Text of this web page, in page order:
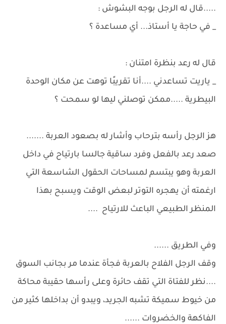
.....قال له الرجل بوجه البشوش :
_ في حاجة يا أستاذ... أي مساعدة ؟
قال له رعد بنظرة امتنان :
_ ياريت تساعدني ....أنا تقريبًا توهت عن مكان الوحدة
البيطرية .....ممكن توصلني ليها لو سمحت ؟
هز الرجل رأسه بترحاب وأشار له بصعود العربة .......
صعد رعد بالفعل وفرد ساقية جالسا بارتياح في داخل
العربة وهو يبتسم لمساحات الحقول الشاسعة التي
ارغمته أن يهجره التوتر لبعض الوقت ويسبح بهذا
المنظر الطبيعي الباعث للارتياح ....
وفي الطريق ......
وقف الرجل الفلاح بالعربة فجأة عندما مر بجانب السوق
....نظر للفتاة التي تقف حائرة وعلى رأسها حقيبة محاكة
من خيوط سميكة تشبه الجريد، ويبدو أن بداخلها كثير من
الفاكهة والخضروات ......